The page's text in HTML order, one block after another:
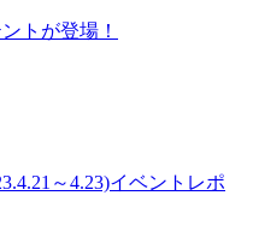
トが登場！
～4.23)イベントレポ